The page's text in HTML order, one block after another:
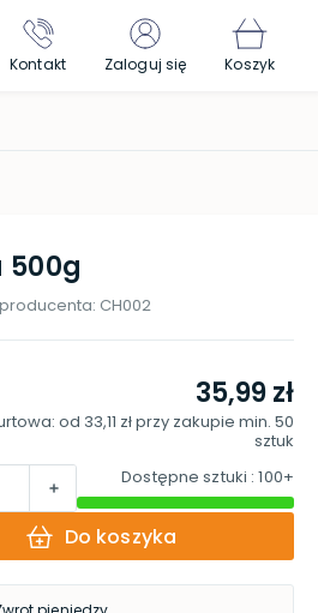
Kontakt Zaloguj się Koszyk
500g
CH002
35,99 zł
od 33,11 złprzy zakupie min. 50
sztuk
Dostępne sztuki : 100+
Do koszyka